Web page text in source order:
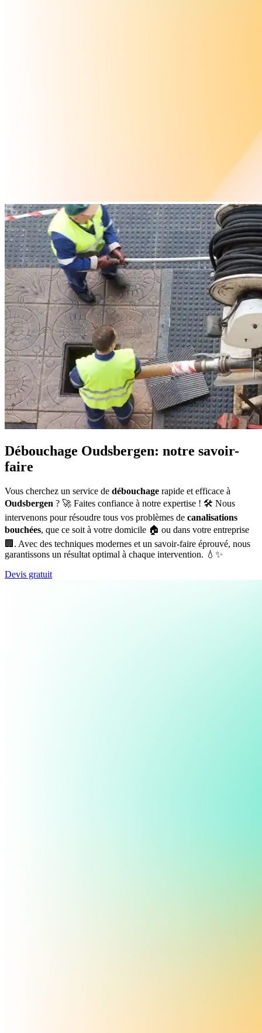
Débouchage Oudsbergen: notre savoir-
faire
Vous cherchez un service de débouchage rapide et efficace à
Oudsbergen ? 🚀 Faites confiance à notre expertise ! 🛠️ Nous
intervenons pour résoudre tous vos problèmes de canalisations
bouchées, que ce soit à votre domicile 🏠 ou dans votre entreprise
🏢. Avec des techniques modernes et un savoir-faire éprouvé, nous
garantissons un résultat optimal à chaque intervention. 💧✨
Devis gratuit